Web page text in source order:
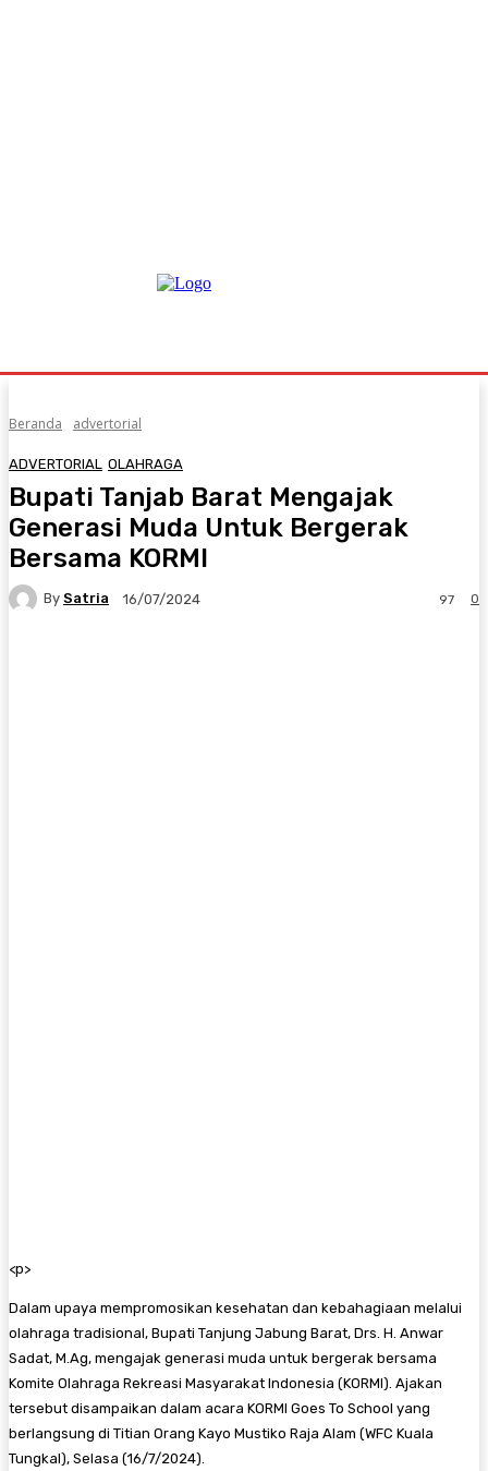
Beranda advertorial
ADVERTORIAL OLAHRAGA
Bupati Tanjab Barat Mengajak
Generasi Muda Untuk Bergerak
Bersama KORMI
By Satria 16/07/2024 0
97
<p>
Dalam upaya mempromosikan kesehatan dan kebahagiaan melalui
olahraga tradisional, Bupati Tanjung Jabung Barat, Drs. H. Anwar
Sadat, M.Ag, mengajak generasi muda untuk bergerak bersama
Komite Olahraga Rekreasi Masyarakat Indonesia (KORMI). Ajakan
tersebut disampaikan dalam acara KORMI Goes To School yang
berlangsung di Titian Orang Kayo Mustiko Raja Alam (WFC Kuala
Tungkal), Selasa (16/7/2024).